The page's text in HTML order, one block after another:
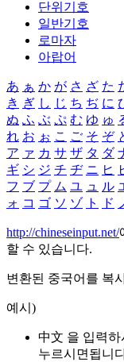
단위기호
일반기호
로마자
아랍어
あ ぁ か が さ ざ た
き ぎ し じ ち ぢ に
ぬ ふ ぶ ぷ む ゆ ゅ
れ お ぉ こ ご そ ぞ
ア ァ カ サ ザ タ ダ
ギ シ ジ チ ヂ ニ ヒ
フ ブ プ ム ユ ュ ル
ォ コ ゴ ソ ゾ ト ド
http://chineseinput.net/
할 수 있습니다.
변환된 중국어를 복
예시)
中文 을 입력하
누르시면됩니